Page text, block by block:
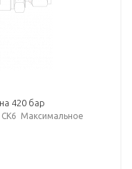
420 бар
СК6 Максимальное